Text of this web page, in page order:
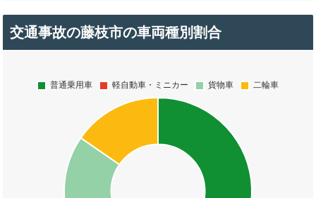
交通事故の藤枝市の車両種別割合